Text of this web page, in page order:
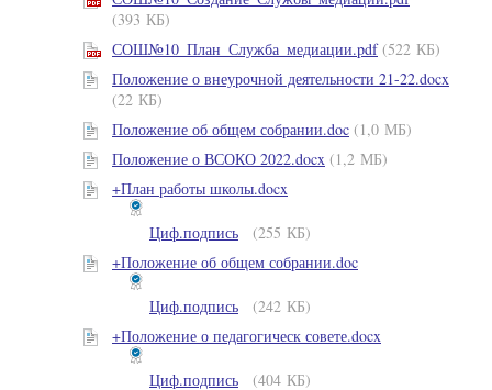
(393 КБ)
СОШ№10_План_Служба_медиации.pdf (522 КБ)
Положение о внеурочной деятельности 21-22.docx
(22 КБ)
Положение об общем собрании.doc (1,0 МБ)
Положение о ВСОКО 2022.docx (1,2 МБ)
+План работы школы.docx
Циф.подпись
(255 КБ)
+Положение об общем собрании.doc
Циф.подпись
(242 КБ)
+Положение о педагогическ совете.docx
Циф.подпись
(404 КБ)